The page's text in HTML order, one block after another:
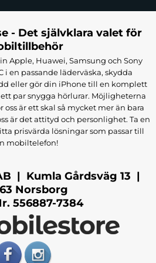
vardagligt slitage. Fodralet
repor från nycklar, mynt och
Med automatisk väck/sömn-
och livslängden på din 6470
har kortfack för ID,
vilket gör det praktiskt för
du vill ha allt samlat på ett
stödjer både
läge vilket ger flexibilitet för
skärmen eller arbete med
Sleeve 7-8tum Universal
plyschfodral med Hello Kitty-
av den ikoniska karaktären.
med fluffig textur skyddar
- Det självklara valet för
Apple, Huawei, Samsung och Sony
i en passande läderväska, skydda
eller gör din iPhone till en komplett
par snygga hörlurar. Möjligheterna
oss är ett skal så mycket mer än bara
är det attityd och personlighet. Ta en
prisvärda lösningar som passar till
mobiltelefon!
| Kumla Gårdsväg 13 |
Norsborg
556887-7384